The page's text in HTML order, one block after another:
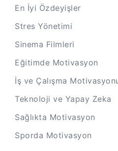
En İyi Özdeyişler
Stres Yönetimi
Sinema Filmleri
Eğitimde Motivasyon
İş ve Çalışma
Teknoloji ve Yapay Zeka
Sağlıkta Motivasyon
Sporda Motivasyon